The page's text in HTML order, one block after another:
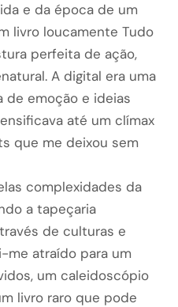
e da época de um
livro loucamente Tudo
perfeita de ação,
A digital era uma
de emoção e ideias
até um clímax
que me deixou sem
complexidades da
a tapeçaria
de culturas e
me atraído para um
um caleidoscópio
livro raro que pode